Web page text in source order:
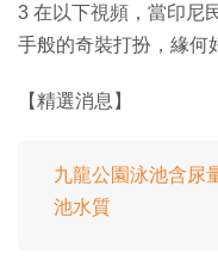
3 在以下視頻，當印尼
手般的奇裝打扮，緣何
【精選消息】
九龍公園泳池含尿
池水質